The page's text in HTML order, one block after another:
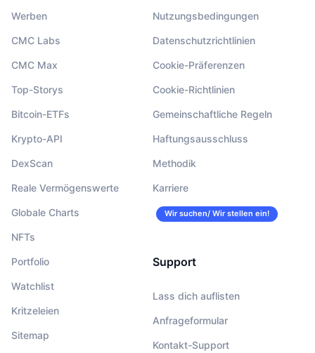
Werben
CMC Labs
CMC Max
Top-Storys
Bitcoin-ETFs
Krypto-API
DexScan
Reale Vermögenswerte
Globale Charts
NFTs
Portfolio
Watchlist
Kritzeleien
Sitemap
Nutzungsbedingungen
Datenschutzrichtlinien
Cookie-Präferenzen
Cookie-Richtlinien
Gemeinschaftliche Regeln
Haftungsausschluss
Methodik
Karriere
Wir suchen/ Wir stellen ein!
Support
Lass dich auflisten
Anfrageformular
Kontakt-Support